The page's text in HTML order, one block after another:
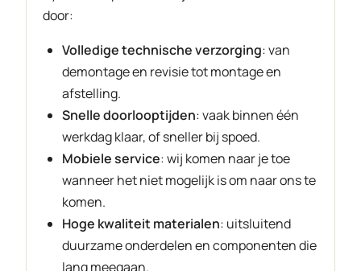
door:
Volledige technischeverzorging: van
demontage en revisie tot montage en
afstelling.
Snelle doorlooptijden: vaak binnen één
werkdag klaar, of sneller bij spoed.
Mobiele service: wij komen naar je toe
wanneer het niet mogelijk is om naar ons te
komen.
Hoge kwaliteit materialen: uitsluitend
duurzame onderdelen en componenten die
lang meegaan.